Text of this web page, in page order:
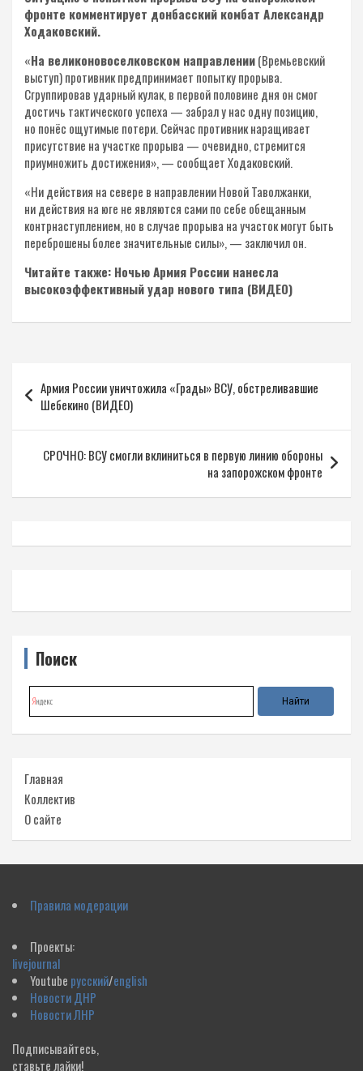
фронте комментирует донбасский комбат Александр
Ходаковский.
«На великоновоселковском направлении(Времьевский
выступ) противник предпринимает попытку прорыва.
Сгруппировав ударный кулак, в первой половине дня он смог
достичь тактического успеха — забрал у нас одну позицию,
но понёс ощутимые потери. Сейчас противник наращивает
присутствие на участке прорыва — очевидно, стремится
приумножить достижения», — сообщает Ходаковский.
«Ни действия на севере в направлении Новой Таволжанки,
ни действия на юге не являются сами по себе обещанным
контрнаступлением, но в случае прорыва на участок могут быть
переброшены более значительные силы», — заключил он.
Читайте также: Ночью Армия России нанесла
высокоэффективный удар нового типа (ВИДЕО)
по
записям
Армия России уничтожила «Грады» ВСУ, обстреливавшие
Шебекино (ВИДЕО)
СРОЧНО: ВСУ смогли вклиниться в первую линию обороны
на запорожском фронте
Поиск
Главная
Коллектив
О сайте
Правила модерации
Проекты:
livejournal
Youtube русский/english
Новости ДНР
Новости ЛНР
Подписывайтесь,
ставьте лайки!